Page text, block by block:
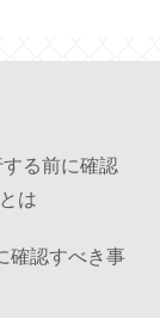
る前に確認
は
確認すべき事